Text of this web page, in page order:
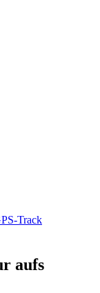
Track
aufs